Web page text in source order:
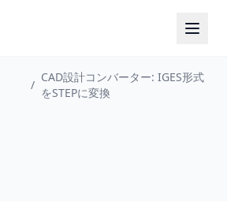
/
CAD設計コンバーター: IGES形式
をSTEPに変換